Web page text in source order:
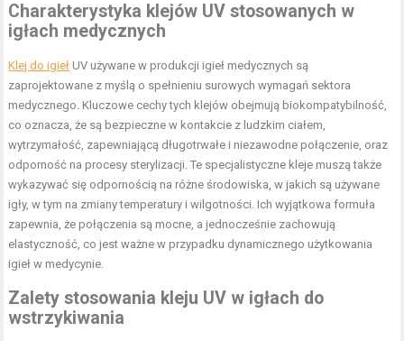
Charakterystyka klejów UV stosowanych w
igłach medycznych
Klej do igieł UV używane w produkcji igieł medycznych są
zaprojektowane z myślą o spełnieniu surowych wymagań sektora
medycznego. Kluczowe cechy tych klejów obejmują biokompatybilność,
co oznacza, że są bezpieczne w kontakcie z ludzkim ciałem,
wytrzymałość, zapewniającą długotrwałe i niezawodne połączenie, oraz
odporność na procesy sterylizacji. Te specjalistyczne kleje muszą także
wykazywać się odpornością na różne środowiska, w jakich są używane
igły, w tym na zmiany temperatury i wilgotności. Ich wyjątkowa formuła
zapewnia, że połączenia są mocne, a jednocześnie zachowują
elastyczność, co jest ważne w przypadku dynamicznego użytkowania
igieł w medycynie.
Zalety stosowania kleju UV w igłach do
wstrzykiwania